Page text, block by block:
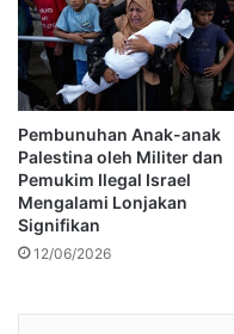
Pembunuhan Anak-anak
Palestina oleh Militer dan
Pemukim Ilegal Israel
Mengalami Lonjakan
Signifikan
12/06/2026